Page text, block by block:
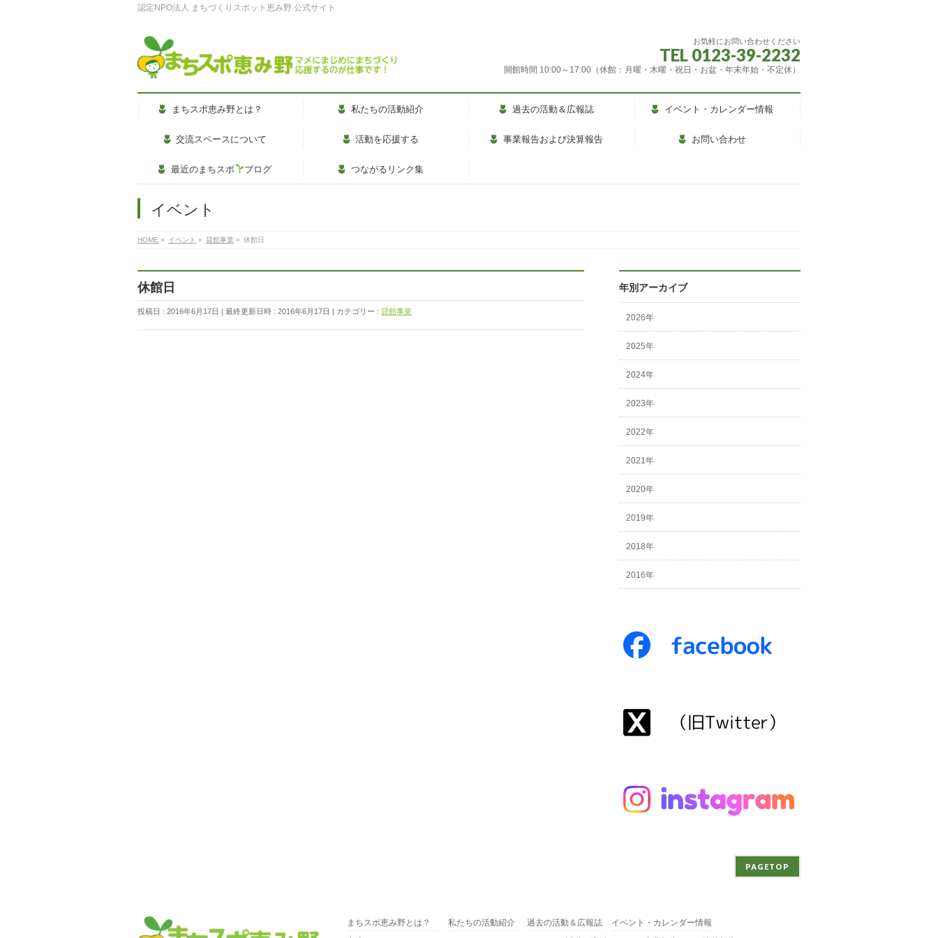
認定NPO法人 まちづくりスポット恵み野 公式サイト
お気軽にお問い合わせください
TEL 0123-39-2232
開館時間 10:00～17:00（休館：月曜・木曜・祝日・お盆・年末年始・不定休）
まちスポ恵み野とは？ 私たちの活動紹介 過去の活動＆広報誌 イベント・カレンダー情報
交流スペースについて 活動を応援する 事業報告および決算報告 お問い合わせ
最近のまちスポ ブログ つながるリンク集
イベント
HOME » イベント » 貸館事業 » 休館日
休館日
投稿日 : 2016年6月17日 最終更新日時 : 2016年6月17日 カテゴリー : 貸館事業
年別アーカイブ
2026年
2025年
2024年
2023年
2022年
2021年
2020年
2019年
2018年
2016年
PAGETOP
まちスポ恵み野とは？ 私たちの活動紹介 過去の活動＆広報誌
イベント・カレンダー情報